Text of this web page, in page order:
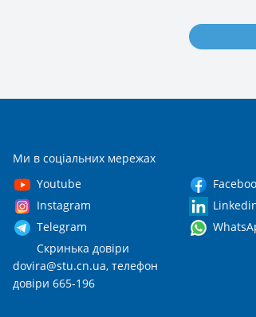
Ми в соціальних мережах
Youtube
Instagram
Telegram
Скринька довіри
dovira@stu.cn.ua, телефон
довіри 665-196